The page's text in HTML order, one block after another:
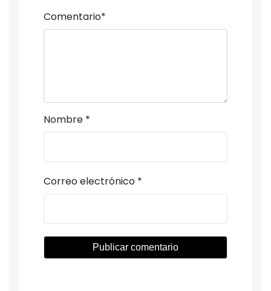
Comentario*
Nombre *
Correo electrónico *